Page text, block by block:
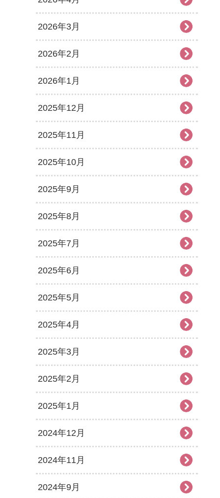
2026年3月
2026年2月
2026年1月
2025年12月
2025年11月
2025年10月
2025年9月
2025年8月
2025年7月
2025年6月
2025年5月
2025年4月
2025年3月
2025年2月
2025年1月
2024年12月
2024年11月
2024年9月